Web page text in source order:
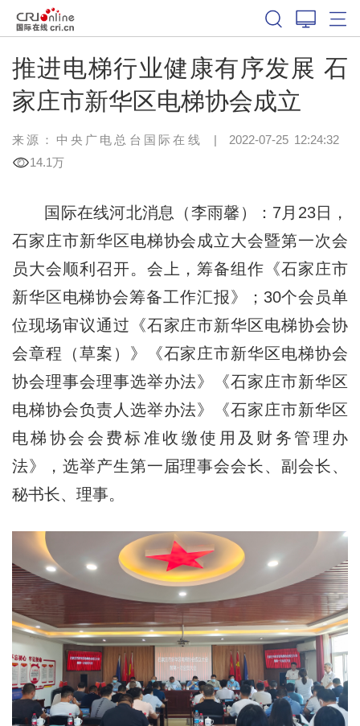
推进电梯行业健康有序发展 石
家庄市新华区电梯协会成立
来源：中央广电总台国际在线 | 2022-07-25 12:24:32
14.1万
国际在线河北消息（李雨馨）：7月23日，
石家庄市新华区电梯协会成立大会暨第一次会
员大会顺利召开。会上，筹备组作《石家庄市
新华区电梯协会筹备工作汇报》；30个会员单
位现场审议通过《石家庄市新华区电梯协会协
会章程（草案）》《石家庄市新华区电梯协会
协会理事会理事选举办法》《石家庄市新华区
电梯协会负责人选举办法》《石家庄市新华区
电梯协会会费标准收缴使用及财务管理办
法》，选举产生第一届理事会会长、副会长、
秘书长、理事。